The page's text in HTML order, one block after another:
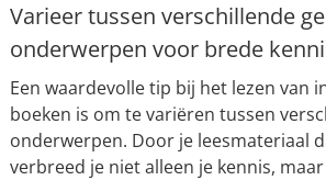
Varieer tussen verschillende
onderwerpen voor brede
Een waardevolle tip bij het lezen van
boeken is om te variëren tussen
onderwerpen. Door je leesmateriaal
verbreed je niet alleen je kennis,